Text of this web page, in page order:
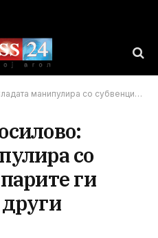
субвенциите, парите ги префрлаат од други програми
со
ги